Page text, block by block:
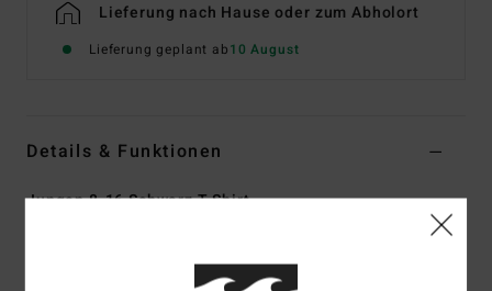
Lieferung nach Hause oder zum Abholort
Lieferung geplant ab10 August
Details & Funktionen
Jungen 8-16 Schwarz T-Shirt